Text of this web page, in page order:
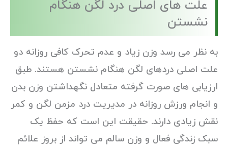
علت های اصلی درد لگن هنگام
نشستن
به نظر می رسد وزن زیاد و عدم تحرک کافی روزانه دو
علت اصلی دردهای لگن هنگام نشستن هستند. طبق
ارزیابی های صورت گرفته متعادل نگهداشتن وزن بدن
و انجام ورزش روزانه در مدیریت درد مزمن لگن و کمر
نقش زیادی دارند. حقیقت این است که حفظ یک
سبک زندگی فعال و وزن سالم می تواند از بروز علائم